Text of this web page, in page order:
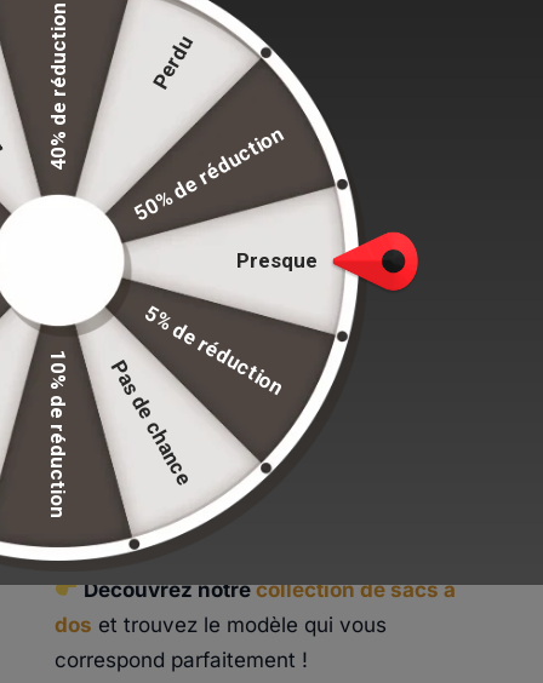
En bref
Le sac à dosEastpak Padded est une
solution pratique et polyvalente, offrant un
volume spacieux et pratique de
Idéal pour transporter vos cahiers, livres,
classeurs et objets personnels etc, il inclut
aussi une
poche frontale zippée
ranger vos affaires essentiels de dernière
minute et accessible.
Découvrez notrecollection de sacs à
dos et trouvez le modèle qui vous
correspond parfaitement !
Presque
5% de réduction
Pas de chance
10% de réduction
40% de réduction Perdu
50% de réduction